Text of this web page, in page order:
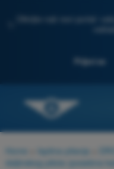
Otkrijte naš novi portal:
Prijavi se
Home Ispitna pitanja
daljinskog pilota (posebna